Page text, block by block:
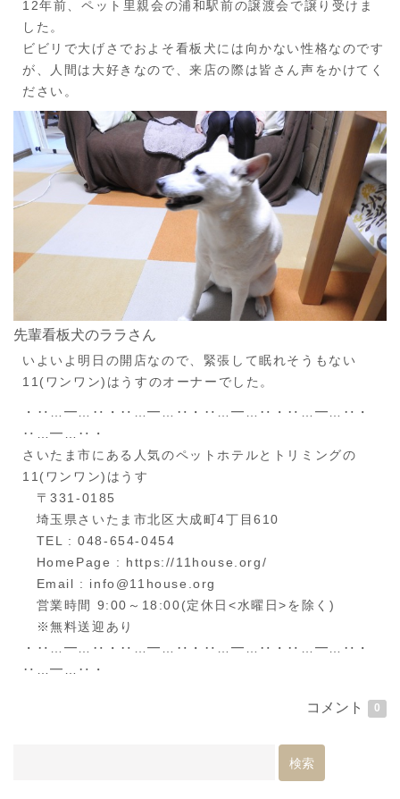
12年前、ペット里親会の浦和駅前の譲渡会で譲り受けま
した。
ビビリで大げさでおよそ看板犬には向かない性格なのです
が、人間は大好きなので、来店の際は皆さん声をかけてく
ださい。
先輩看板犬のララさん
いよいよ明日の開店なので、緊張して眠れそうもない
11(ワンワン)はうすのオーナーでした。
・‥…━…‥・‥…━…‥・‥…━…‥・‥…━…‥・
‥…━…‥・
さいたま市にある人気のペットホテルとトリミングの
11(ワンワン)はうす
〒331-0185
埼玉県さいたま市北区大成町4丁目610
TEL : 048-654-0454
HomePage : https://11house.org/
Email : info@11house.org
営業時間 9:00～18:00(定休日<水曜日>を除く)
※無料送迎あり
・‥…━…‥・‥…━…‥・‥…━…‥・‥…━…‥・
‥…━…‥・
コメント 0